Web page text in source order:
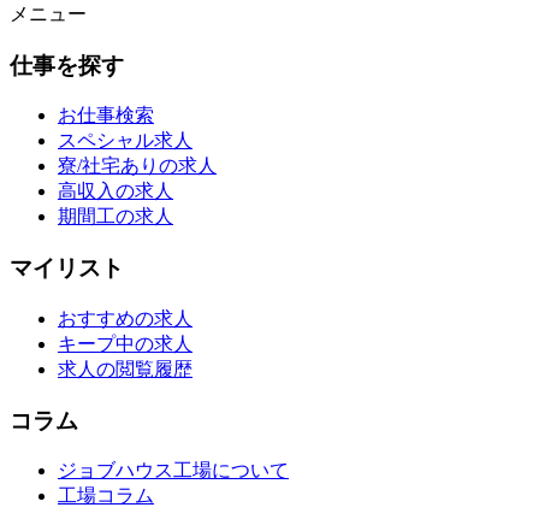
メニュー
仕事を探す
お仕事検索
スペシャル求人
寮/社宅ありの求人
高収入の求人
期間工の求人
マイリスト
おすすめの求人
キープ中の求人
求人の閲覧履歴
コラム
ジョブハウス工場について
工場コラム